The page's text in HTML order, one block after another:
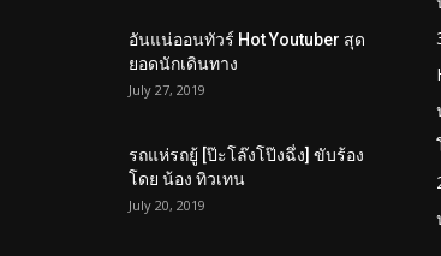
อันแน่ออนทัวร์ Hot Youtuber สุด
ยอดนักเดินทาง
July 27, 2019
รถแห่รถยู้ [ป๊ะโล๊งโป๊งฉึ่ง] ขับร้อง
โดย น้อง ทิวเทน
July 20, 2019